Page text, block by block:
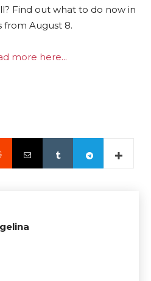
Find out what to do now in
from August 8.
more here...